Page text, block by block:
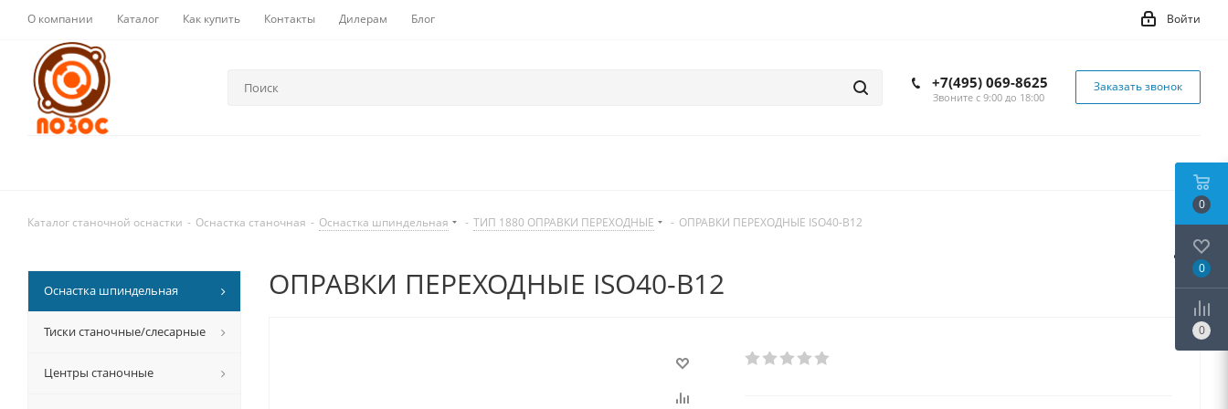
О компании Каталог Как купить Контакты Дилерам Блог Войти
+7(495) 069-8625
Звоните с 9:00 до 18:00
Заказать звонок
Каталог станочной оснастки - Оснастка станочная - Оснастка шпиндельная - ТИП 1880 ОПРАВКИ ПЕРЕХОДНЫЕ - ОПРАВКИ ПЕРЕХОДНЫЕ ISO40-B12
ОПРАВКИ ПЕРЕХОДНЫЕ ISO40-B12
Оснастка шпиндельная
Тиски станочные/слесарные
Центры станочные
0
0
0